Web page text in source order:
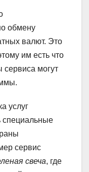
обмену
валют. Это
им есть что
сервиса могут
услуг
специальные
сервис
свеча, где